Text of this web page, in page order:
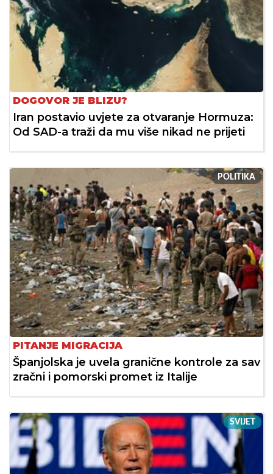
DOGOVOR JE BLIZU?
Iran postavio uvjete za otvaranje Hormuza:
Od SAD-a traži da mu više nikad ne prijeti
POLITIKA
PITANJE MIGRACIJA
Španjolska je uvela granične kontrole za sav
zračni i pomorski promet iz Italije
SVIJET